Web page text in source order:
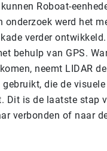
Roboat-
onderzoek werd het
verder
behulp van GPS.
neemt LIDAR
die de visuele
Dit is de laatste stap
verbonden of naar